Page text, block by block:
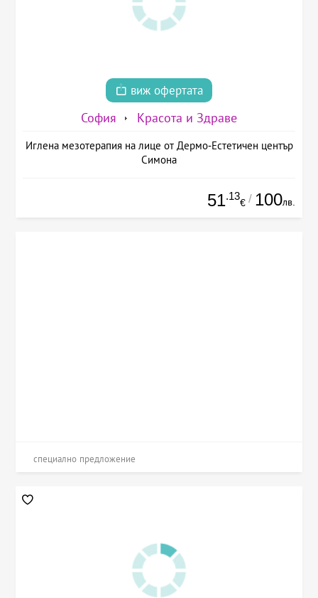
виж офертата
София Красота и Здраве
Иглена мезотерапия на лице от Дермо-Естетичен център
Симона
51.13
€ / 100лв.
специално предложение